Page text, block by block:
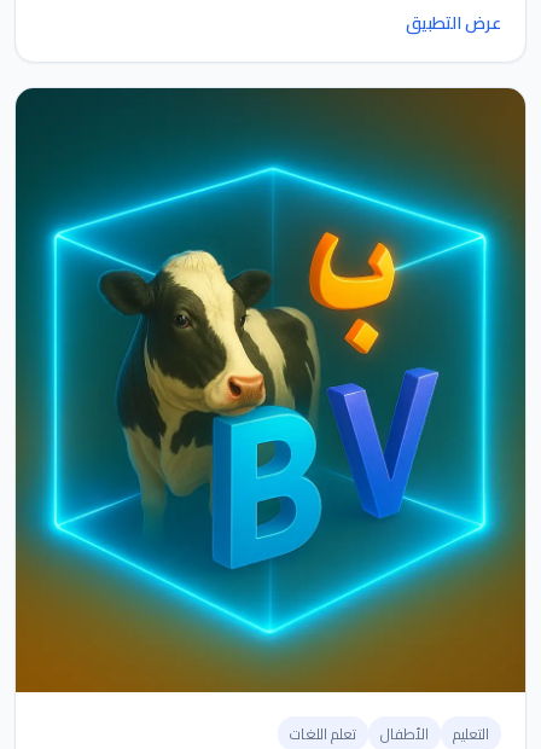
عرض التطبيق
التعليم الأطفال تعلم اللغات